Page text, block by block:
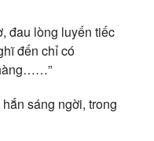
đau lòng luyến tiếc
đến chỉ có
sáng ngời, trong